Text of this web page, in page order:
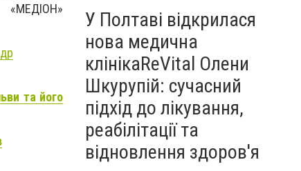
«МЕДІОН»
та його
У Полтаві відкрилася
нова медична
клінікаReVital Олени
Шкурупій: сучасний
підхід до лікування,
реабілітації та
відновлення здоров'я